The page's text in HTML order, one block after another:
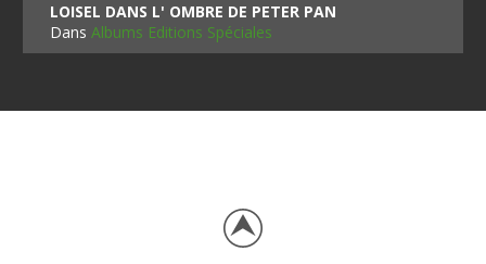
LOISEL DANS L' OMBRE DE PETER PAN
DansAlbums Editions Spéciales